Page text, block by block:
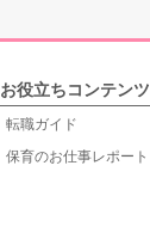
お役立ちコンテンツ
転職ガイド
保育のお仕事レポート